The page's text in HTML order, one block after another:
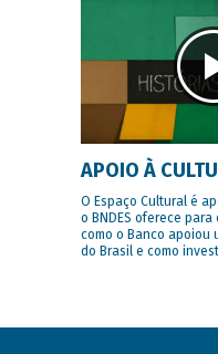
APOIO À
O Espaço Cultural é
o BNDES oferece
como o Banco apoiou
do Brasil e como